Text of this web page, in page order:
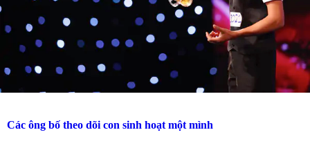
Các ông bố theo dõi con sinh hoạt một mình